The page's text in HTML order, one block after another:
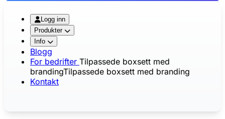
Logg inn
Produkter
Info
Blogg
For bedrifter Tilpassede boxsett med
brandingTilpassede boxsett med branding
Kontakt